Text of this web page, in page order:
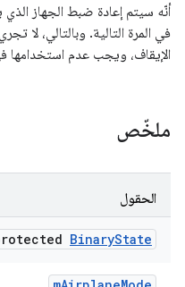
أنّه سيتم إعادة ضبط الجهاز الذي
في المرة التالية. وبالتالي، لا
الإيقاف، ويجب عدم استخدامها
ملخّص
الحقول
BinaryState